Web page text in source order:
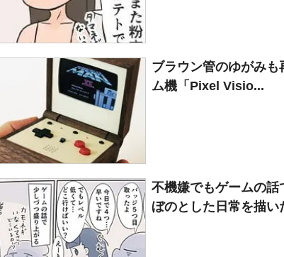
ブラウン管のゆがみ
ム機「Pixel Visio...
不機嫌でもゲームの
ぼのとした日常を描い